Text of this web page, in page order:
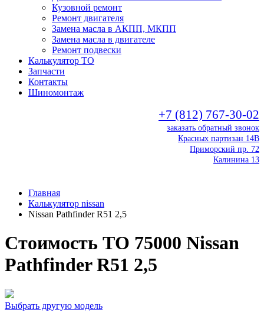
Кузовной ремонт
Ремонт двигателя
Замена масла в АКПП, МКПП
Замена масла в двигателе
Ремонт подвески
Калькулятор ТО
Запчасти
Контакты
Шиномонтаж
+7 (812) 767-30-02
заказать обратный звонок
Красных партизан 14В
Приморский пр. 72
Калинина 13
Главная
Калькулятор nissan
Nissan Pathfinder R51 2,5
Стоимость ТО 75000 Nissan
Pathfinder R51 2,5
Выбрать другую модель